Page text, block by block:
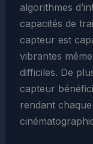
algorithmes
capacités de
capteur est
vibrantes
difficiles. De
capteur
rendant